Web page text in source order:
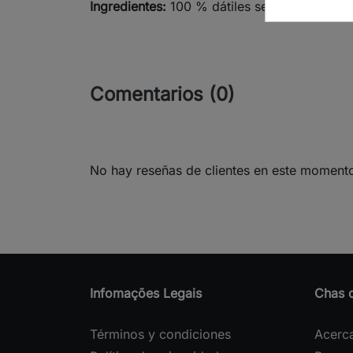
Ingredientes: 100 % dátiles secos sin
Comentarios (0)
No hay reseñas de clientes en este
Infomações Legais
Términos y condiciones
Chas